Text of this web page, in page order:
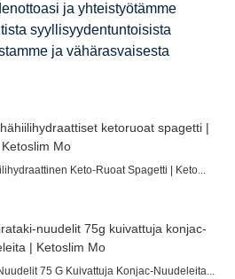
ja yhteistyötämme
syyllisyydentuntoisista
ja vähärasvaisesta
Keto-Ruoat Spagetti | Keto...
75 G Kuivattuja Konjac-Nuudeleita...